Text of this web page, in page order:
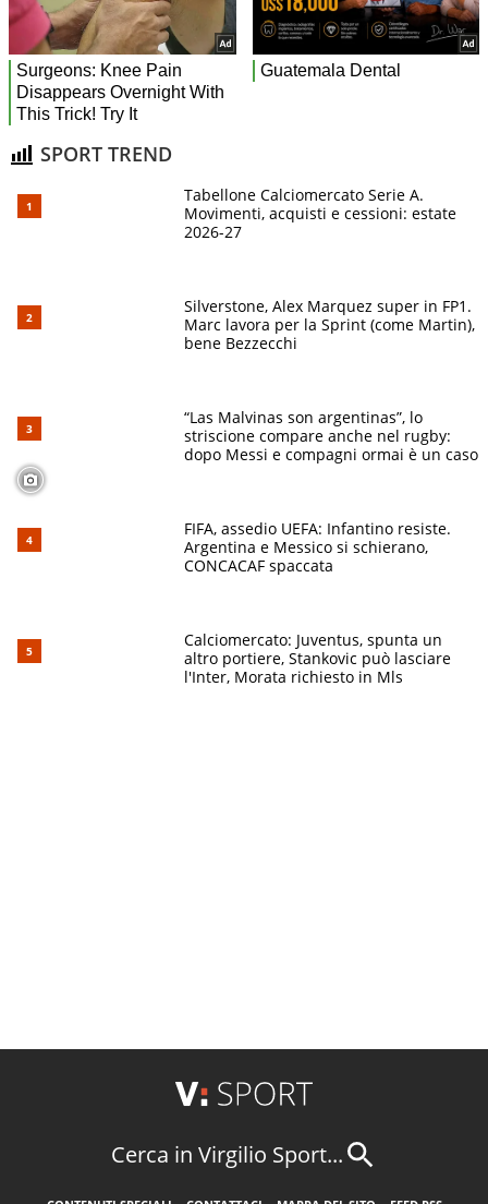
SPORT TREND
Tabellone Calciomercato Serie A.
Movimenti, acquisti e cessioni: estate
2026-27
Silverstone, Alex Marquez super in FP1.
Marc lavora per la Sprint (come Martin),
bene Bezzecchi
“Las Malvinas son argentinas”, lo
striscione compare anche nel rugby:
dopo Messi e compagni ormai è un caso
FIFA, assedio UEFA: Infantino resiste.
Argentina e Messico si schierano,
CONCACAF spaccata
Calciomercato: Juventus, spunta un
altro portiere, Stankovic può lasciare
l'Inter, Morata richiesto in Mls
Cerca in Virgilio Sport...